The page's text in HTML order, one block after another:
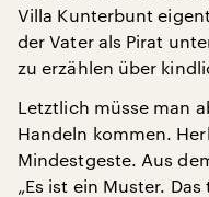
Villa Kunterbunt
der Vater als Pirat
zu erzählen über
Letztlich müsse man
Handeln kommen.
Mindestgeste. Aus
„Es ist ein Muster.